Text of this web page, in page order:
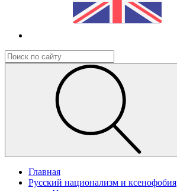
Главная
Русский национализм и ксенофобия